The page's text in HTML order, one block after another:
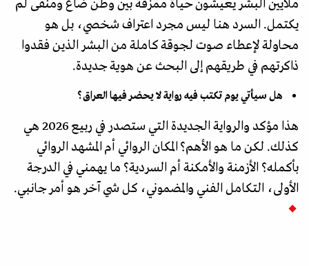
ملايين البشر يعيشون حياة ممزقة بين وطن ضاع ومنفى لم
يكتمل. السرد هنا ليس مجرد اعتراف شخصي، بل هو
محاولة لإعطاء صوت لجوقة كاملة من البشر الذين فقدوا
ذاكرتهم في طريقهم إلى البحث عن هوية جديدة.
هل سيأتي يوم تكتب فيه رواية لا يحضر فيها العراق؟
هذا مؤكد والرواية الجديدة التي ستصدر في ربيع 2026 هي
كذلك. لكن ما هو الأهم؟ المكان الروائي أم المشهد الروائي
بأكمله؟ الأزمنة والأمكنة أم السردية؟ ما يهمني في الدرجة
الأولى، التكامل الفني والمضموني، كل شي آخر هو أمر جانبي.